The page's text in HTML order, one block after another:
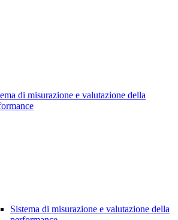
di misurazione e valutazione della
Sistema di misurazione e valutazione della